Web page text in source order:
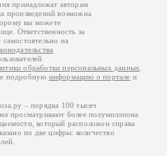
принадлежат авторам
произведений возможна
вы можете
Ответственность за
на
обработки персональных данных
подробную информацию о портале и
– порядка 100 тысяч
просматривают более полумиллиона
который расположен справа
по две цифры: количество